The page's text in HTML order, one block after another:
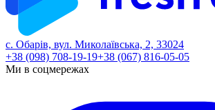
с. Обарів, вул. Миколаївська, 2, 33024
+38 (098) 708-19-19+38 (067) 816-05-05
Ми в соцмережах